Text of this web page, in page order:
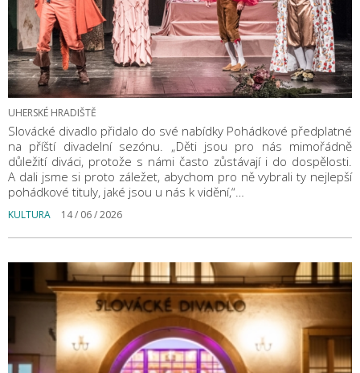
UHERSKÉ HRADIŠTĚ
Slovácké divadlo přidalo do své nabídky Pohádkové předplatné
na příští divadelní sezónu. „Děti jsou pro nás mimořádně
důležití diváci, protože s námi často zůstávají i do dospělosti.
A dali jsme si proto záležet, abychom pro ně vybrali ty nejlepší
pohádkové tituly, jaké jsou u nás k vidění,“…
KULTURA 14 / 06 / 2026